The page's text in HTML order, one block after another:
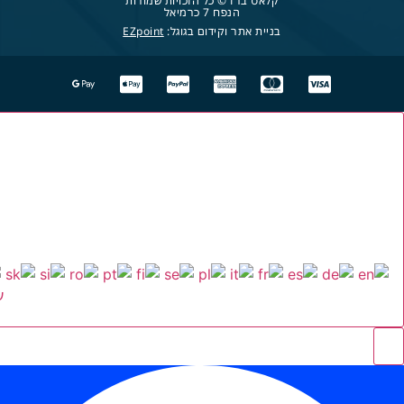
הנפח 7 כרמיאל
בניית אתר וקידום בגוגל: EZpoint